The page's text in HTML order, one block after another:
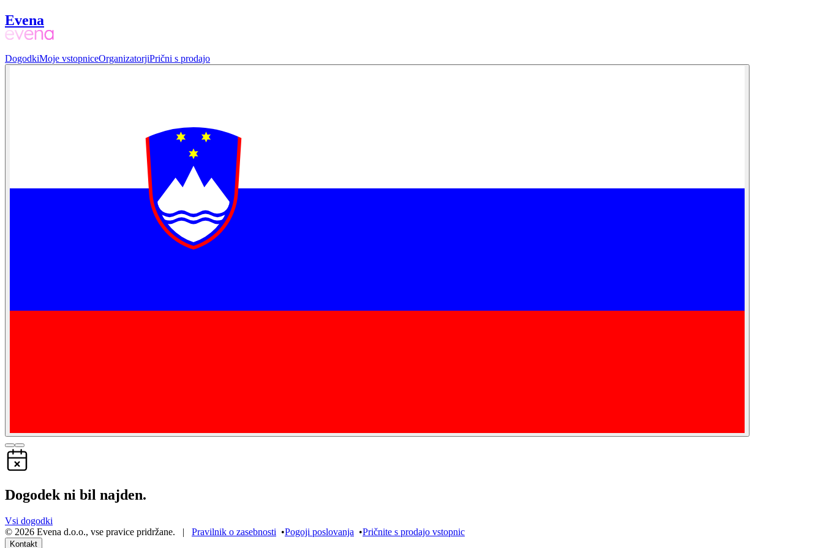
Evena
DogodkiMoje vstopniceOrganizatorjiPrični s prodajo
Dogodek ni bil najden.
Vsi dogodki
© 2026 Evena d.o.o., vse pravice pridržane. | Pravilnik o zasebnosti •Pogoji poslovanja •Pričnite s prodajo vstopnic
Kontakt